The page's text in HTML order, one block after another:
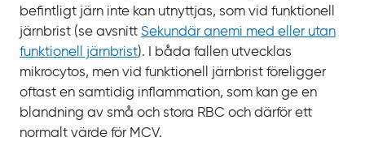
befintligt järn inte kan utnyttjas, som vid funktionell
järnbrist (se avsnitt Sekundär anemi med eller utan
funktionell järnbrist). I båda fallen utvecklas
mikrocytos, men vid funktionell järnbrist föreligger
oftast en samtidig inflammation, som kan ge en
blandning av små och stora RBC och därför ett
normalt värde för MCV.